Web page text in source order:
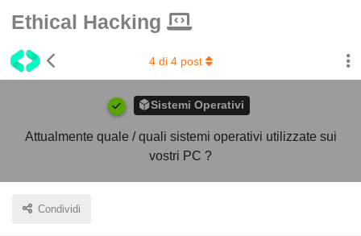
Ethical Hacking
Sistemi Operativi
Attualmente quale / quali sistemi operativi utilizzate sui
vostri PC ?
Condividi
4di 4post